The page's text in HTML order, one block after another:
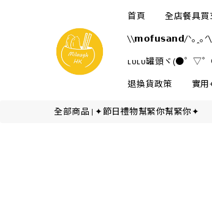
首頁 全店餐具買
\\𝗺𝗼𝗳𝘂𝘀𝗮𝗻𝗱/ᐠ｡ꞈ｡ᐟ\
ʟᴜʟᴜ罐頭ヾ(●゜▽
退換貨政策 實用
全部商品 | ✦節日禮物幫緊你幫緊你✦